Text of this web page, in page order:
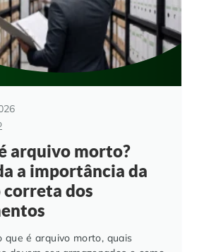
arquivo morto?
a importância da
correta dos
que é arquivo morto, quais